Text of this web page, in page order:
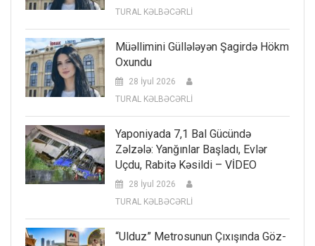
TURAL KƏLBƏCƏRLİ
Müəllimini Güllələyən Şagirdə Hökm
Oxundu
28 İyul 2026
TURAL KƏLBƏCƏRLİ
Yaponiyada 7,1 Bal Gücündə
Zəlzələ: Yanğınlar Başladı, Evlər
Uçdu, Rabitə Kəsildi – VİDEO
28 İyul 2026
TURAL KƏLBƏCƏRLİ
“Ulduz” Metrosunun Çıxışında Göz-